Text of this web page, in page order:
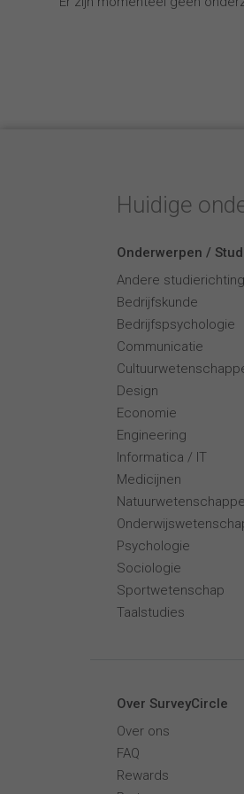
Huidige
Onderwerpen /
Andere studierichting
Bedrijfskunde
Bedrijfspsychologie
Communicatie
Design
Economie
Engineering
Informatica / IT
Medicijnen
Psychologie
Sociologie
Sportwetenschap
Taalstudies
Over SurveyCircle
Over ons
FAQ
Rewards